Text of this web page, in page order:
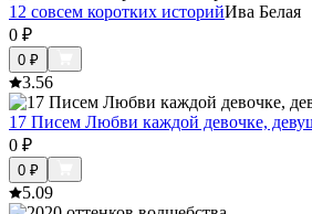
12 совсем коротких историйИва Белая
0 ₽
0 ₽
3.56
17 Писем Любви каждой девочке,
0 ₽
0 ₽
5.09